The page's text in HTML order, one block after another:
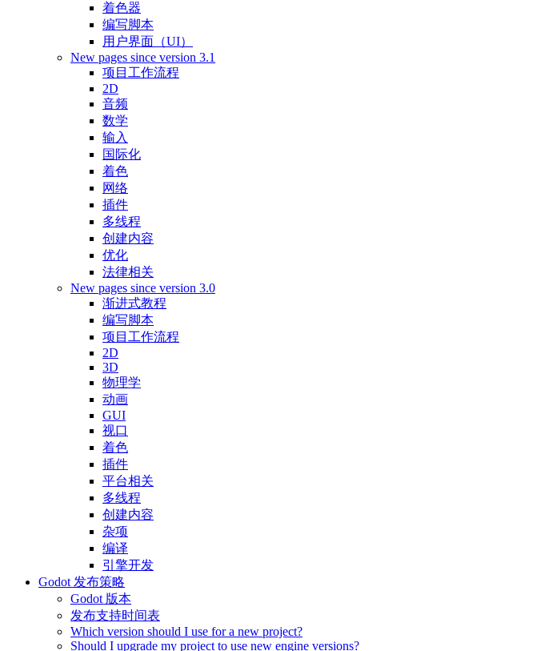
着色器
编写脚本
用户界面（UI）
New pages since version 3.1
项目工作流程
2D
音频
数学
输入
国际化
着色
网络
插件
多线程
创建内容
优化
法律相关
New pages since version 3.0
渐进式教程
编写脚本
项目工作流程
2D
3D
物理学
动画
GUI
视口
着色
插件
平台相关
多线程
创建内容
杂项
编译
引擎开发
Godot 发布策略
Godot 版本
发布支持时间表
Which version should I use for a new project?
Should I upgrade my project to use new engine versions?